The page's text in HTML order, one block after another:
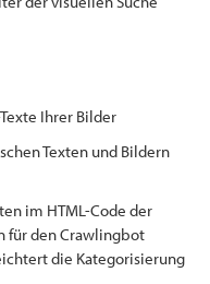
Ihrer Bilder
Texten und Bildern
im HTML-Code der
für den Crawlingbot
die Kategorisierung